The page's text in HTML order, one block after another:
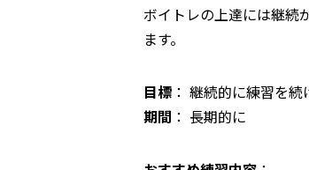
ボイトレの上達には継続
ます。
目標 ： 継続的に練習を続
期間 ： 長期的に